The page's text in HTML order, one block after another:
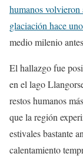
humanos volvieron
glaciación hace
medio milenio
El hallazgo fue
en el lago
restos humanos
que la región
estivales bastante
calentamiento